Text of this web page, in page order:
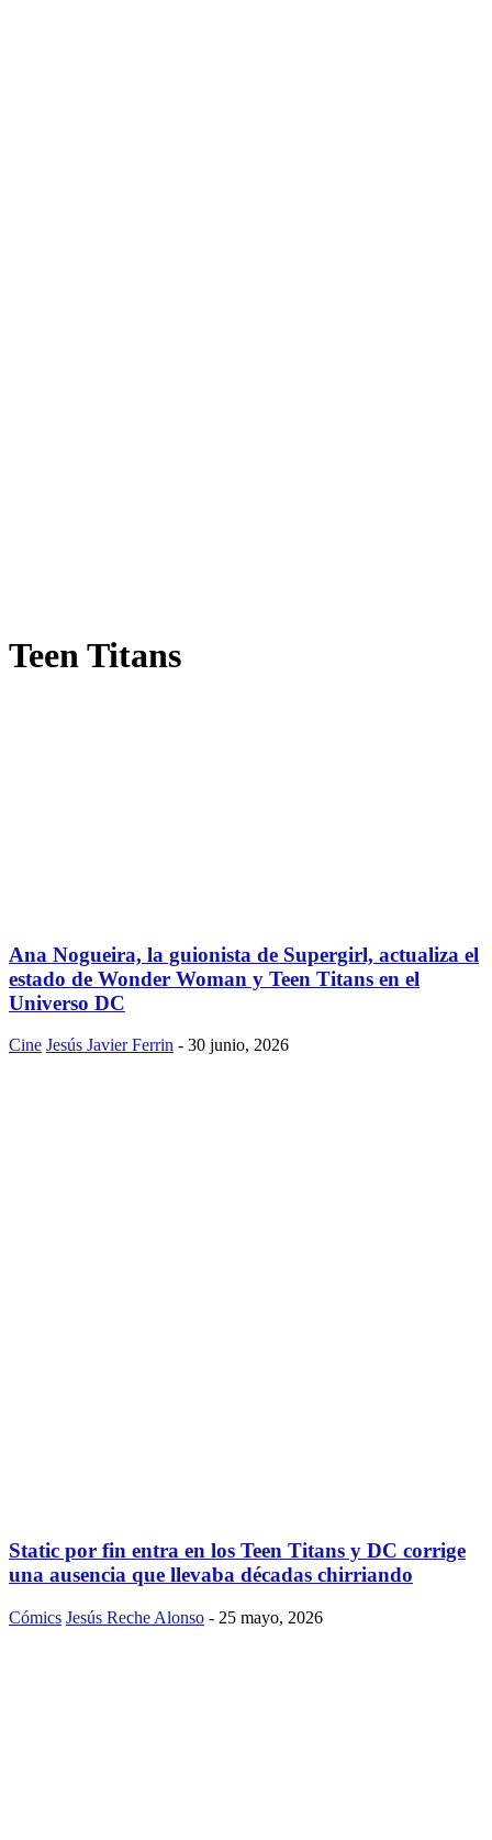
Teen Titans
Ana Nogueira, la guionista de Supergirl, actualiza el
estado de Wonder Woman y Teen Titans en el
Universo DC
Cine Jesús Javier Ferrin - 30 junio, 2026
Static por fin entra en los Teen Titans y DC corrige
una ausencia que llevaba décadas chirriando
Cómics Jesús Reche Alonso - 25 mayo, 2026